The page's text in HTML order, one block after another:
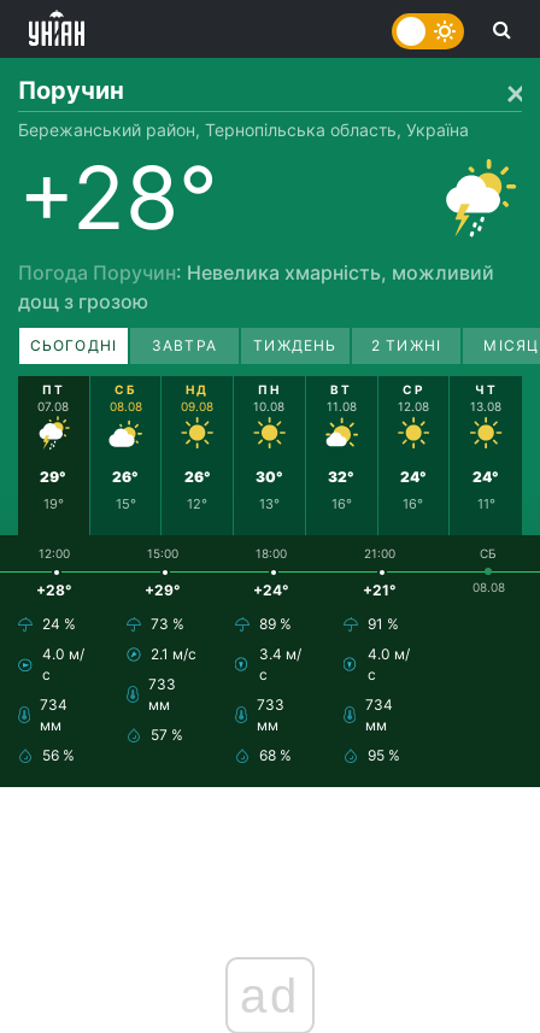
Поручин
Бережанський район, Тернопільська область, Україна
+28°
Погода Поручин: Невелика хмарність, можливий
дощ з грозою
СЬОГОДНІ ЗАВТРА ТИЖДЕНЬ 2 ТИЖНІ
ПТ
07.08
29°
19°
СБ
08.08
26°
15°
НД
09.08
26°
12°
ПН
10.08
30°
13°
ВТ
11.08
32°
16°
СР
12.08
24°
16°
ЧТ
13.08
24°
11°
12:00
+28°
24 %
4.0 м/
с
734
мм
56 %
15:00
+29°
73 %
2.1 м/с
733
мм
57 %
18:00
+24°
89 %
3.4 м/
с
733
мм
68 %
21:00
+21°
91 %
4.0 м/
с
734
мм
95 %
СБ
08.08
ad